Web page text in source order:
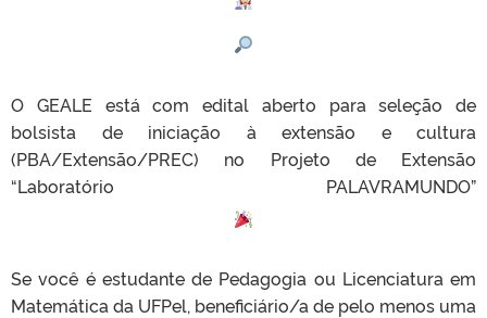
O GEALE está com edital aberto para seleção de
bolsista de iniciação à extensão e cultura
(PBA/Extensão/PREC) no Projeto de Extensão
“Laboratório PALAVRAMUNDO”
Se você é estudante de Pedagogia ou Licenciatura em
Matemática da UFPel, beneficiário/a de pelo menos uma